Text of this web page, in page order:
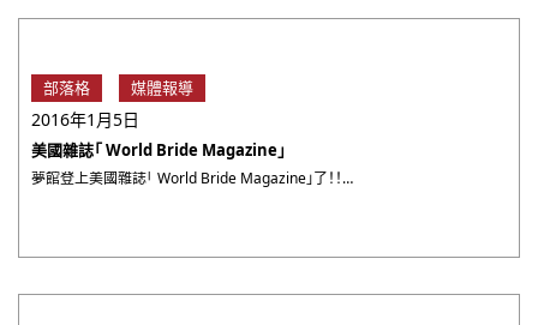
部落格 媒體報導
2016年1月5日
美國雜誌「 World Bride Magazine」
夢館登上美國雜誌「 World Bride Magazine」了！！(≧∀≦)ゞ ９月號特別介紹日本人的美的意 ・・・